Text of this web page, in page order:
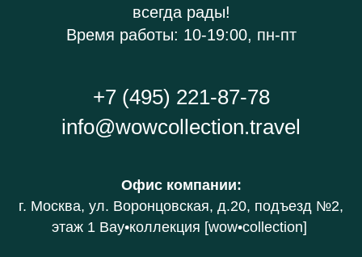
всегда рады!
Время работы: 10-19:00, пн-пт
+7 (495) 221-87-78
info@wowcollection.travel
Офис компании:
г. Москва, ул. Воронцовская, д.20, подъезд №2,
этаж 1 Вау•коллекция [wow•collection]